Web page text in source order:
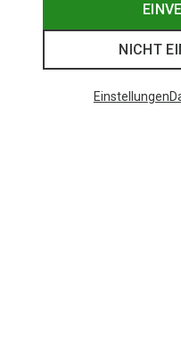
NICHT
Einstellungen